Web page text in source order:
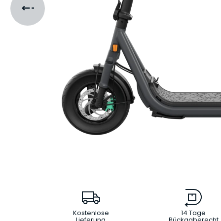
Kostenlose 14 Tage